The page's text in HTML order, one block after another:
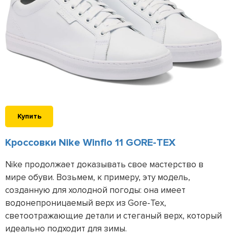
Купить
Кроссовки Nike Winflo 11 GORE-TEX
Nike продолжает доказывать свое мастерство в
мире обуви. Возьмем, к примеру, эту модель,
созданную для холодной погоды: она имеет
водонепроницаемый верх из Gore-Tex,
светоотражающие детали и стеганый верх, который
идеально подходит для зимы.